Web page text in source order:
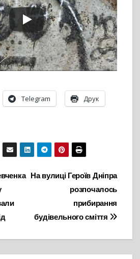
Telegram Друк
На вулиці Героїв Дніпра
розпочалось
прибирання
будівельного сміття